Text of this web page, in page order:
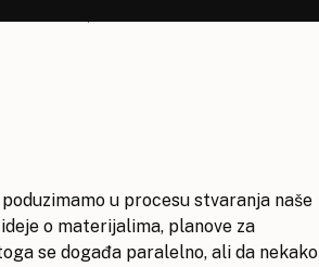
u procesu stvaranja naše
o materijalima, planove za
se događa paralelno, ali da nekako